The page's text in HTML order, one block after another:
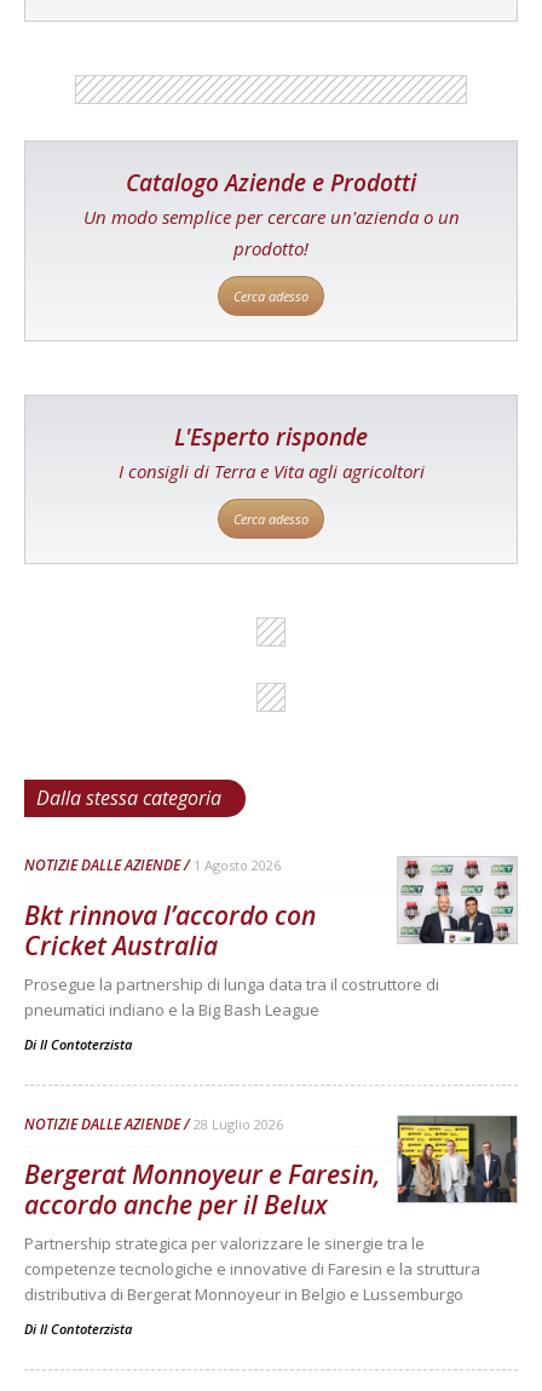
Catalogo Aziende e Prodotti
Un modo semplice per cercare un'azienda o un
prodotto!
Cerca adesso
L'Esperto risponde
I consigli di Terra e Vita agli agricoltori
Cerca adesso
Dalla stessa categoria
NOTIZIE DALLE AZIENDE 1 Agosto 2026
Bkt rinnova l’accordo con
Cricket Australia
Prosegue la partnership di lunga data tra il costruttore di
pneumatici indiano e la Big Bash League
Di Il Contoterzista
NOTIZIE DALLE AZIENDE 28 Luglio 2026
Bergerat Monnoyeur e Faresin,
accordo anche per il Belux
Partnership strategica per valorizzare le sinergie tra le
competenze tecnologiche e innovative di Faresin e la struttura
distributiva di Bergerat Monnoyeur in Belgio e Lussemburgo
Di Il Contoterzista